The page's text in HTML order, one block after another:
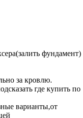
фундамент)
за кровлю.
где купить по
варианты,от